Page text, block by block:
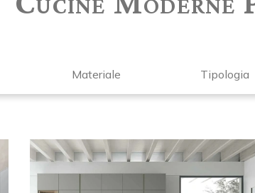
Materiale Tipologia